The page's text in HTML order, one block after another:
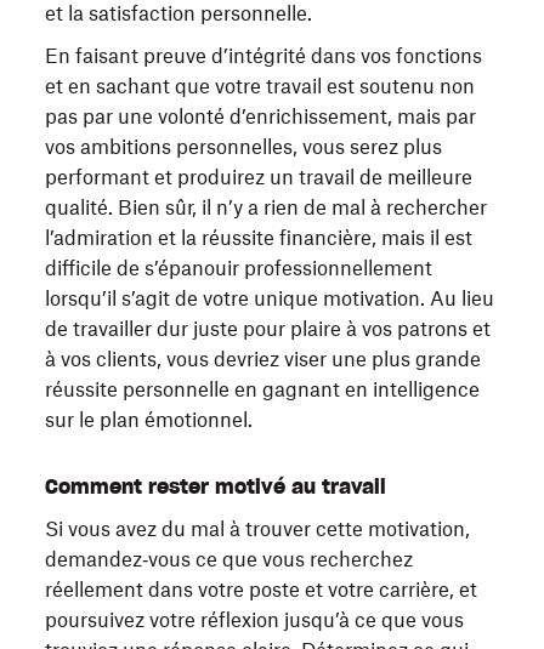
et la satisfaction personnelle.
En faisant preuve d’intégrité dans vos fonctions
et en sachant que votre travail est soutenu non
pas par une volonté d’enrichissement, mais par
vos ambitions personnelles, vous serez plus
performant et produirez un travail de meilleure
qualité. Bien sûr, il n’y a rien de mal à rechercher
l’admiration et la réussite financière, mais il est
difficile de s’épanouir professionnellement
lorsqu’il s’agit de votre unique motivation. Au lieu
de travailler dur juste pour plaire à vos patrons et
à vos clients, vous devriez viser une plus grande
réussite personnelle en gagnant en intelligence
sur le plan émotionnel.
Comment rester motivé au travail
Si vous avez du mal à trouver cette motivation,
demandez‑vous ce que vous recherchez
réellement dans votre poste et votre carrière, et
poursuivez votre réflexion jusqu’à ce que vous